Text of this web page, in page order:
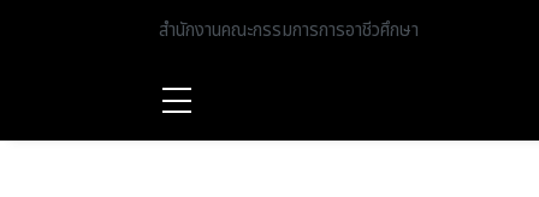
สำนักงานคณะกรรมการการอาชีวศึกษา